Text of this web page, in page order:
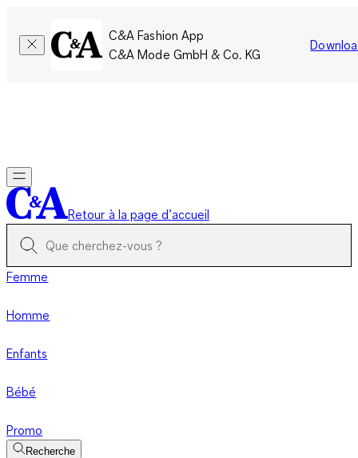
C&A Fashion App
C&A Mode GmbH & Co. KG
Retour à la page d’accueil
Femme
Homme
Enfants
Bébé
Promo
Recherche